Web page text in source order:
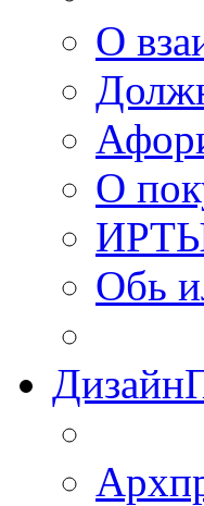
О
О
Обь